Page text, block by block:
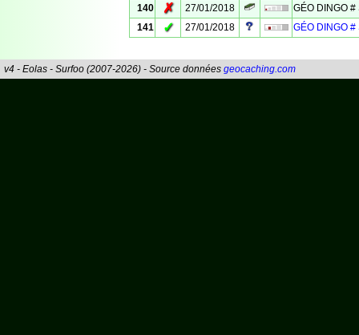
140
✗ 27/01/2018
GÉO DINGO
141
✓ 27/01/2018 GÉO DINGO
v4 - Eolas - Surfoo (2007-2026) - Source données geocaching.com